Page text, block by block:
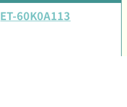
ET-60K0A113